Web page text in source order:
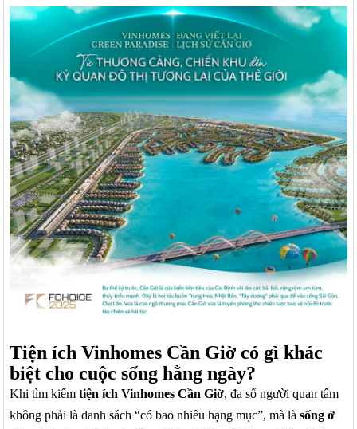
Tiện ích Vinhomes Cần Giờ có gì khác
biệt cho cuộc sống hằng ngày?
Khi tìm kiếmtiện ích Vinhomes Cần Giờ, đa số người quan tâm
không phải là danh sách “có bao nhiêu hạng mục”, mà làsống ở